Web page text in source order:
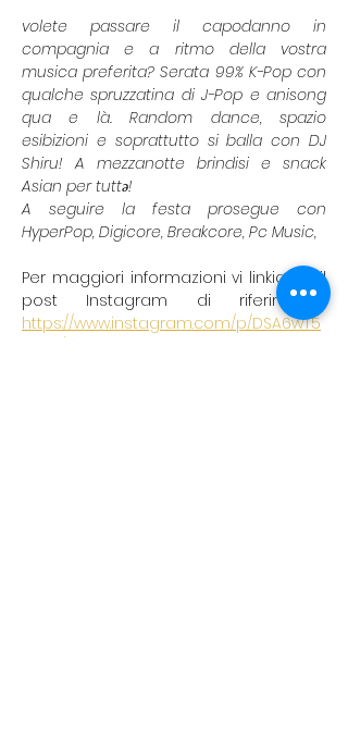
volete passare il capodanno in
compagnia e a ritmo della vostra
musica preferita? Serata 99% K-Pop con
qualche spruzzatina di J-Pop e anisong
qua e là. Random dance, spazio
esibizioni e soprattutto si balla con DJ
Shiru! A mezzanotte brindisi e snack
Asian per tuttə!
A seguire la festa prosegue con
HyperPop, Digicore, Breakcore, Pc Music,
Per maggiori informazioni vi linkiamo il
post Instagram di riferimento:
https://www.instagram.com/p/DSA6wT5